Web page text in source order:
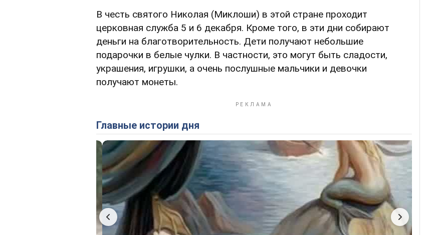
В честь святого Николая (Миклоши) в этой стране проходит
церковная служба 5 и 6 декабря. Кроме того, в эти дни собирают
деньги на благотворительность. Дети получают небольшие
подарочки в белые чулки. В частности, это могут быть сладости,
украшения, игрушки, а очень послушные мальчики и девочки
получают монеты.
Главные истории дня